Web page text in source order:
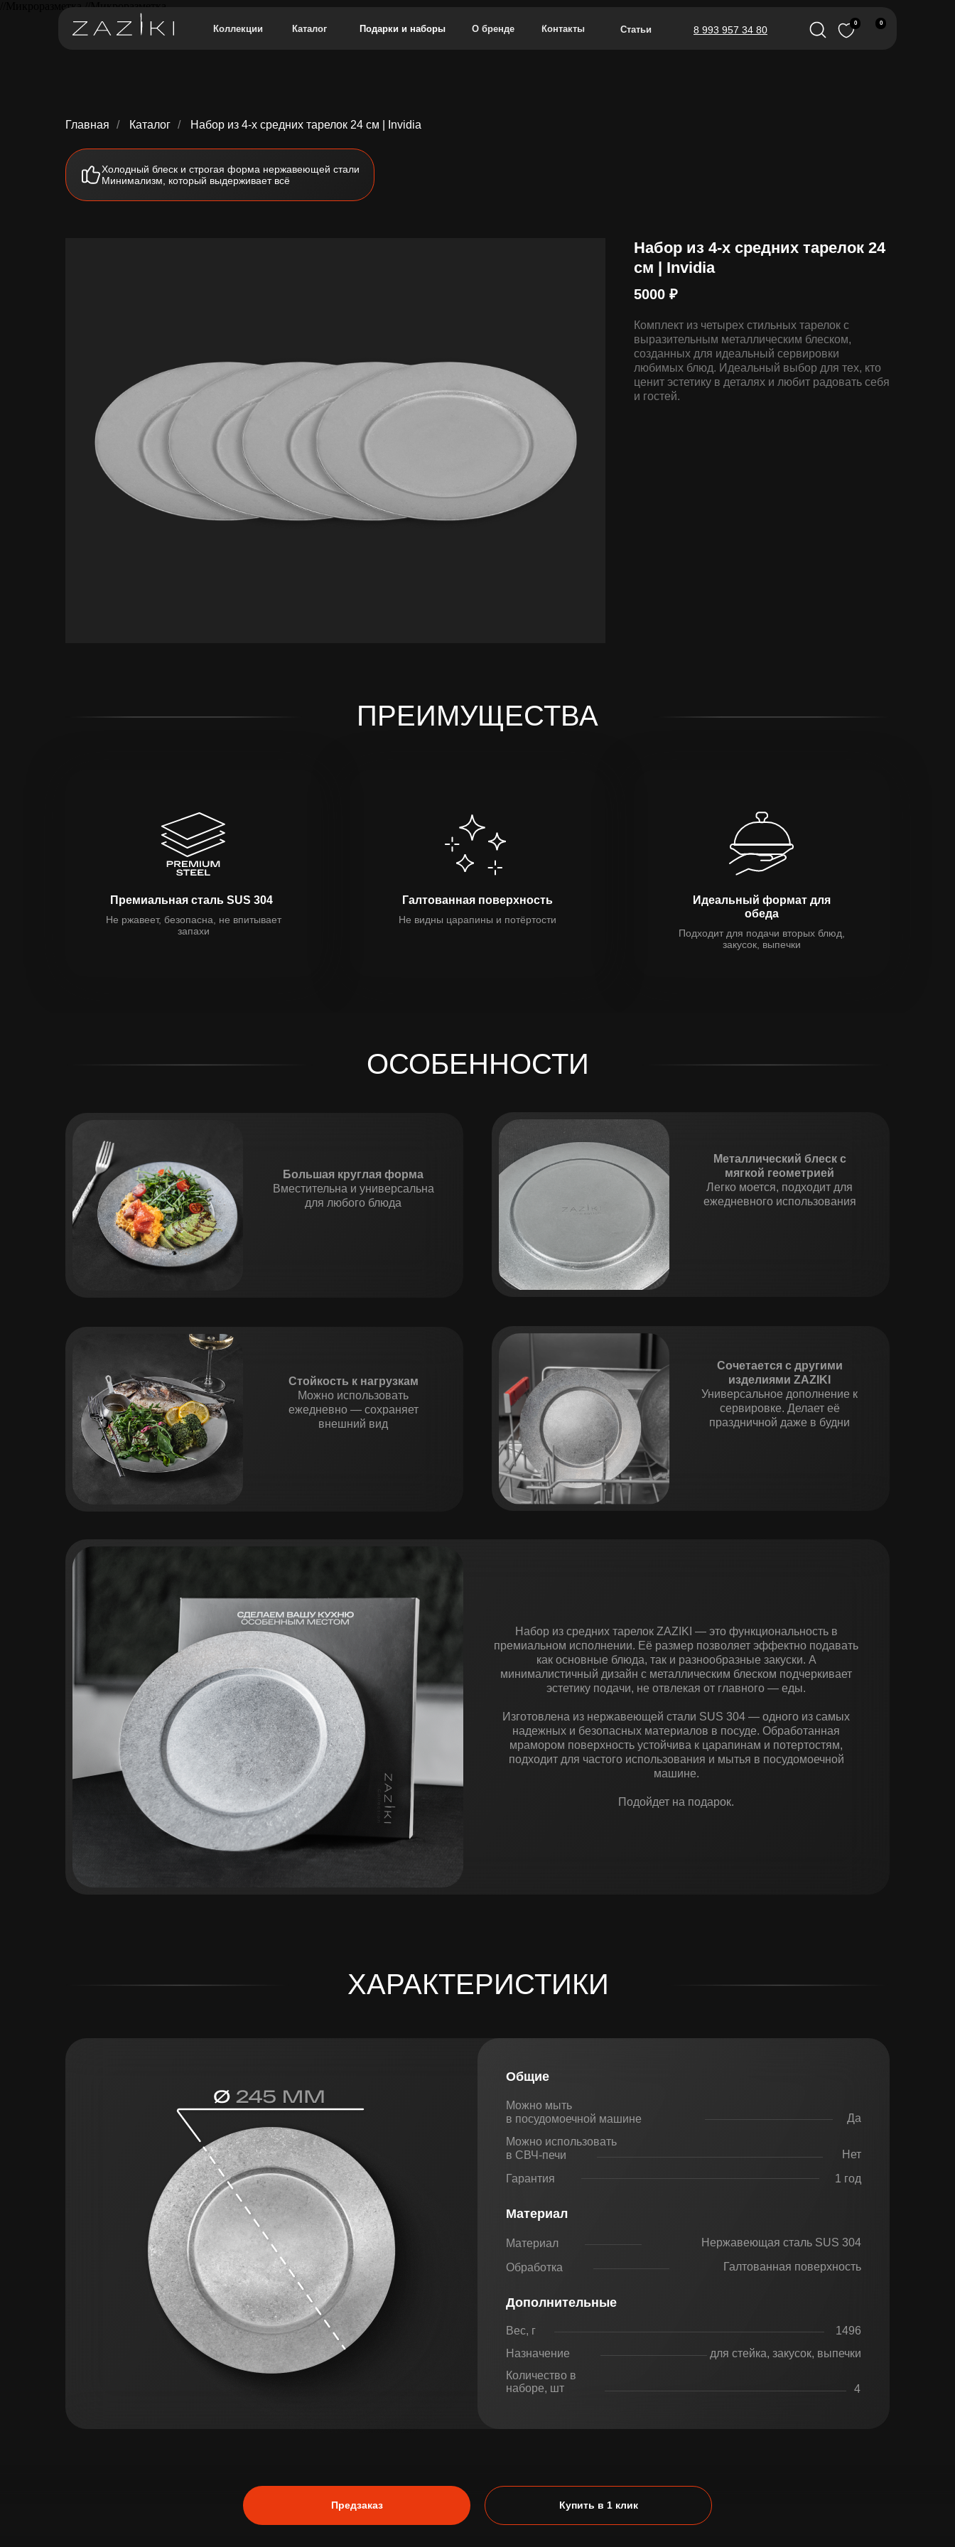
//Микроразметка //Микроразметка
8 993 957 34 80
0
0
Статьи
Контакты
О бренде
Подарки и наборы
Каталог
Коллекции
Главная / Каталог / Набор из 4-х средних тарелок 24 см | Invidia
Холодный блеск и строгая форма нержавеющей стали
Минимализм, который выдерживает всё
Набор из 4-х средних тарелок 24
см | Invidia
5000 ₽
Комплект из четырех стильных тарелок с
выразительным металлическим блеском,
созданных для идеальный сервировки
любимых блюд. Идеальный выбор для тех, кто
ценит эстетику в деталях и любит радовать себя
и гостей.
Подходит для подачи вторых блюд,
закусок, выпечки
Идеальный формат для
обеда
Не видны царапины и потёртости
Галтованная поверхность
Не ржавеет, безопасна, не впитывает
запахи
Премиальная сталь SUS 304
ПРЕИМУЩЕСТВА
ОСОБЕННОСТИ
Сочетается с другими
изделиями ZAZIKI
Универсальное дополнение к
сервировке. Делает её
праздничной даже в будни
Набор из средних тарелок ZAZIKI — это функциональность в
премиальном исполнении. Её размер позволяет эффектно подавать
как основные блюда, так и разнообразные закуски. А
минималистичный дизайн с металлическим блеском подчеркивает
эстетику подачи, не отвлекая от главного — еды.
Изготовлена из нержавеющей стали SUS 304 — одного из самых
надежных и безопасных материалов в посуде. Обработанная
мрамором поверхность устойчива к царапинам и потертостям,
подходит для частого использования и мытья в посудомоечной
машине.
Подойдет на подарок.
Стойкость к нагрузкам
Можно использовать
ежедневно — сохраняет
внешний вид
Металлический блеск с
мягкой геометрией
Легко моется, подходит для
ежедневного использования
Большая круглая форма
Вместительна и универсальна
для любого блюда
ХАРАКТЕРИСТИКИ
Материал
Материал
Обработка
Дополнительные
Вес, г
Назначение
Количество в
наборе, шт
Общие
Галтованная поверхность
1496
4
Гарантия 1 год
для стейка, закусок, выпечки
Нержавеющая сталь SUS 304
Можно мыть
в посудомоечной машине
Можно использовать
в СВЧ-печи
Да
Нет
Купить в 1 клик
Предзаказ